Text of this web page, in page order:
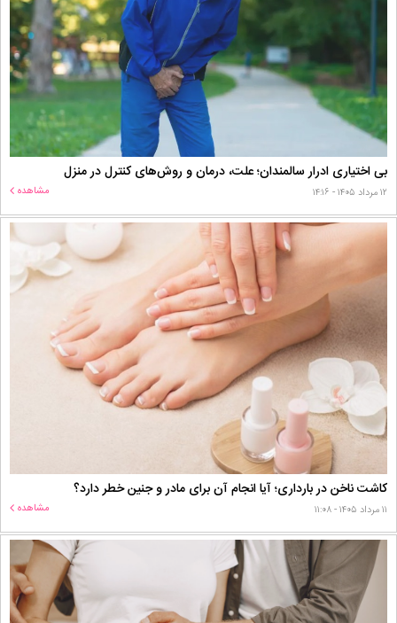
بی اختیاری ادرار سالمندان؛ علت، درمان و روش‌های کنترل در منزل
۱۲ مرداد ۱۴۰۵ - ۱۴:۱۶ مشاهده
کاشت ناخن در بارداری؛ آیا انجام آن برای مادر و جنین خطر دارد؟
۱۱ مرداد ۱۴۰۵ - ۱۱:۰۸ مشاهده